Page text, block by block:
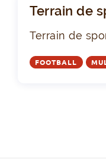
Terrain de
Terrain de
FOOTBALL